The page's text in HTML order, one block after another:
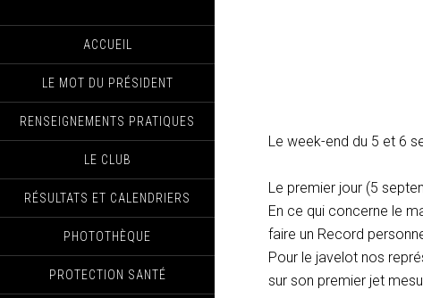
ACCUEIL
LE MOT DU PRÉSIDENT
RENSEIGNEMENTS PRATIQUES
LE CLUB
RÉSULTATS ET CALENDRIERS
PHOTOTHÈQUE
PROTECTION SANTÉ
Le week-end du 5 et 6
Le premier jour (5
En ce qui concerne le
faire un Record
Pour le javelot nos
sur son premier jet